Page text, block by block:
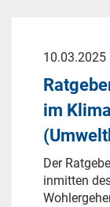
10.03.2025
im
Der
inmitten